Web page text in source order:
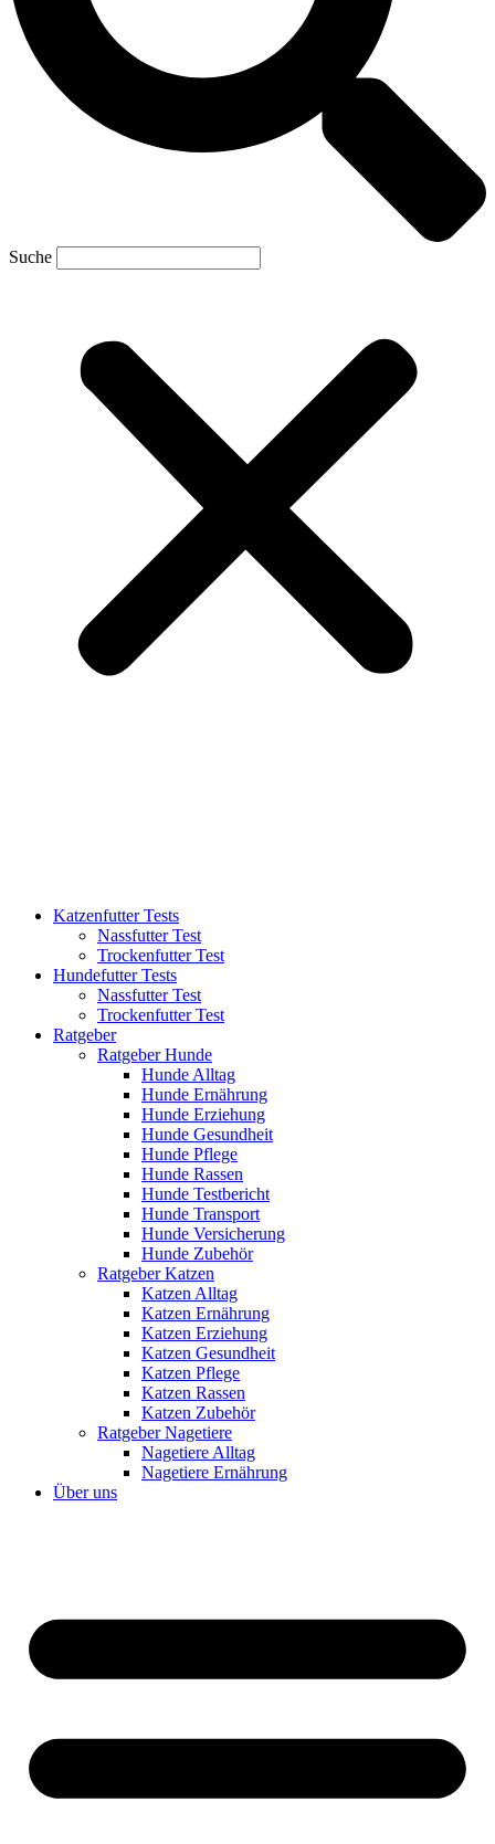
Suche
Katzenfutter Tests
Nassfutter Test
Trockenfutter Test
Hundefutter Tests
Nassfutter Test
Trockenfutter Test
Ratgeber
Ratgeber Hunde
Hunde Alltag
Hunde Ernährung
Hunde Erziehung
Hunde Gesundheit
Hunde Pflege
Hunde Rassen
Hunde Testbericht
Hunde Transport
Hunde Versicherung
Hunde Zubehör
Ratgeber Katzen
Katzen Alltag
Katzen Ernährung
Katzen Erziehung
Katzen Gesundheit
Katzen Pflege
Katzen Rassen
Katzen Zubehör
Ratgeber Nagetiere
Nagetiere Alltag
Nagetiere Ernährung
Über uns